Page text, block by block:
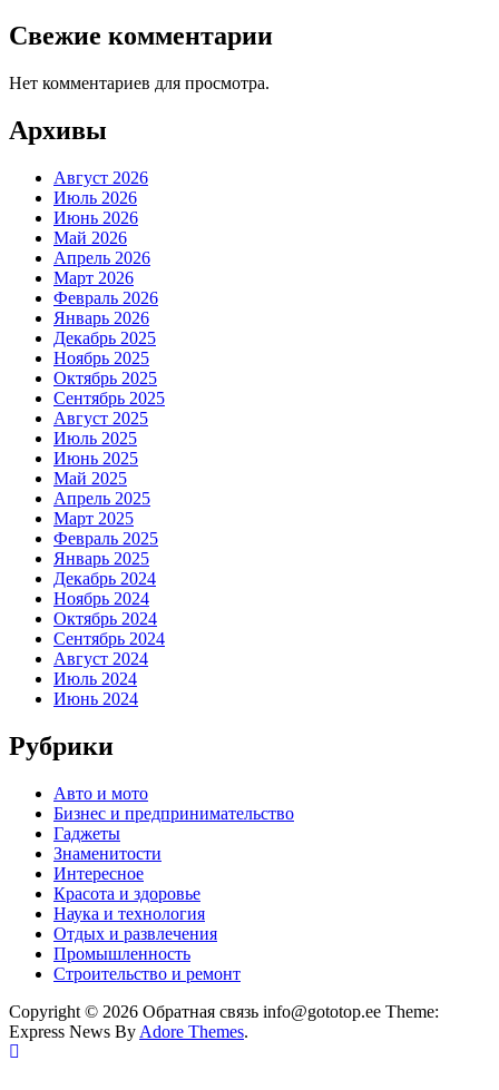
Свежие комментарии
Нет комментариев для просмотра.
Архивы
Август 2026
Июль 2026
Июнь 2026
Май 2026
Апрель 2026
Март 2026
Февраль 2026
Январь 2026
Декабрь 2025
Ноябрь 2025
Октябрь 2025
Сентябрь 2025
Август 2025
Июль 2025
Июнь 2025
Май 2025
Апрель 2025
Март 2025
Февраль 2025
Январь 2025
Декабрь 2024
Ноябрь 2024
Октябрь 2024
Сентябрь 2024
Август 2024
Июль 2024
Июнь 2024
Рубрики
Авто и мото
Бизнес и предпринимательство
Гаджеты
Знаменитости
Интересное
Красота и здоровье
Наука и технология
Отдых и развлечения
Промышленность
Строительство и ремонт
Copyright © 2026 Обратная связь info@gototop.ee Theme:
Express News By Adore Themes.